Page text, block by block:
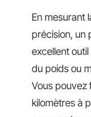
En mesurant
précision, un
excellent
du poids ou
Vous pouvez
kilomètres à